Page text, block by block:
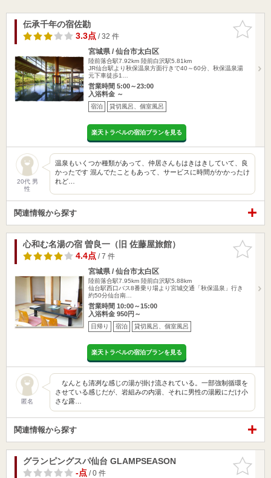
お気に入
りに追加
伝承千年の宿佐勘
3.3点/ 32 件
宮城県 / 仙台市太白区
陸前落合駅7.92km 陸前白沢駅5.81km
JR仙台駅より秋保温泉方面行きで40～60分、秋保温泉湯
元下車徒歩1…
営業時間 5:00～23:00
入浴料金 ～
宿泊 貸切風呂、個室風呂
楽天トラベルの宿泊プランを見る
20代 男
性
温泉もいくつか種類があって、仲居さんもはきはきしていて、良
かったです 混んでたこともあって、サービスに時間がかかったけ
れど…
関連情報から探す
お気に入
りに追加
心和む名湯の宿 曽良一（旧 佐藤屋旅館）
4.4点/ 7 件
宮城県 / 仙台市太白区
陸前落合駅7.95km 陸前白沢駅5.88km
仙台駅西口バス8番乗り場より宮城交通「秋保温泉」行き
約50分仙台南…
営業時間 10:00～15:00
入浴料金 950円～
日帰り 宿泊 貸切風呂、個室風呂
楽天トラベルの宿泊プランを見る
匿名
なんとも清冽な感じの湯が掛け流されている。一部強制循環を
させている感じだが、岩組みの内湯、それに男性の湯殿にだけ小
さな露…
関連情報から探す
お気に入
りに追加
グランピングスパ仙台 GLAMPSEASON
-点/ 0 件